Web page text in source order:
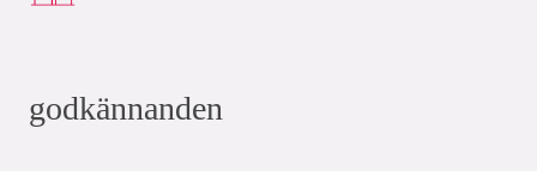
godkännanden